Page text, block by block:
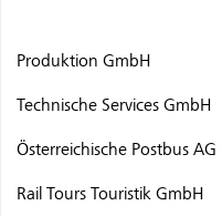
Produktion GmbH
Technische Services GmbH
Österreichische Postbus AG
Rail Tours Touristik GmbH